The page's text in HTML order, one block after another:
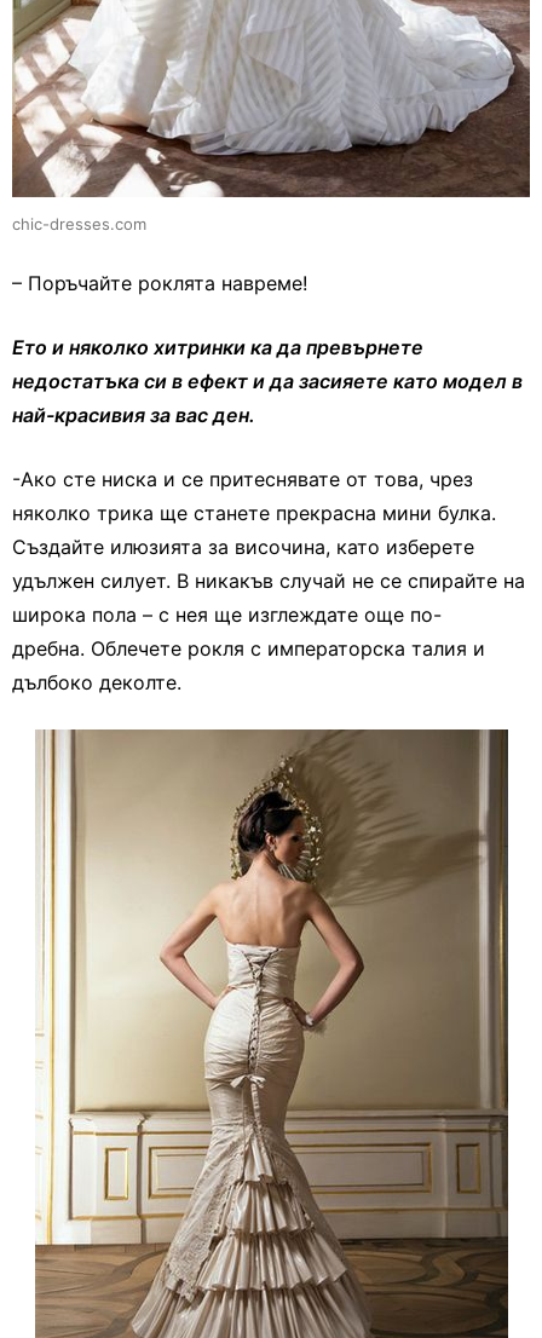
chic-dresses.com
– Поръчайте роклята навреме!
Ето и няколко хитринки ка да превърнете
недостатъка си в ефект и да засияете като модел в
най-красивия за вас ден.
-Ако сте ниска и се притеснявате от това, чрез
няколко трика ще станете прекрасна мини булка.
Създайте илюзията за височина, като изберете
удължен силует. В никакъв случай не се спирайте на
широка пола – с нея ще изглеждате още по-
дребна. Облечете рокля с императорска талия и
дълбоко деколте.